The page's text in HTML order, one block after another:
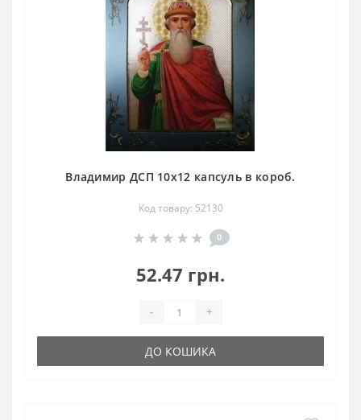
Владимир ДСП 10х12 капсуль в короб.
Код товару: 52130
0
52.47 грн.
- +
ДО КОШИКА